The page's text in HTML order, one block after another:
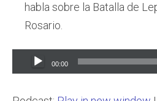
habla sobre la Batalla de
Rosario.
Audio
Player
00:00